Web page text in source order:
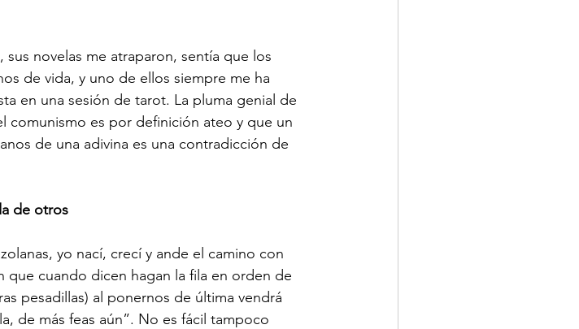
novelas me atraparon, sentía que los
de vida, y uno de ellos siempre me ha
en una sesión de tarot. La pluma genial de
comunismo es por definición ateo y que un
de una adivina es una contradicción de
de otros
yo nací, crecí y ande el camino con
cuando dicen hagan la fila en orden de
pesadillas) al ponernos de última vendrá
de más feas aún”. No es fácil tampoco